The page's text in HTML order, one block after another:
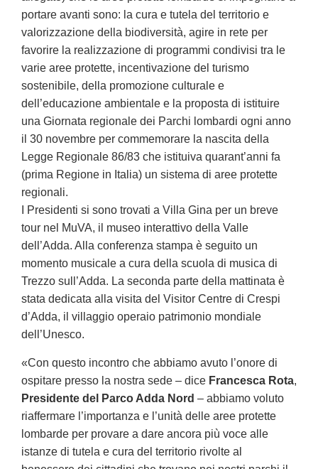
portare avanti sono: la cura e tutela del territorio e
valorizzazione della biodiversità, agire in rete per
favorire la realizzazione di programmi condivisi tra le
varie aree protette, incentivazione del turismo
sostenibile, della promozione culturale e
dell’educazione ambientale e la proposta di istituire
una Giornata regionale dei Parchi lombardi ogni anno
il 30 novembre per commemorare la nascita della
Legge Regionale 86/83 che istituiva quarant’anni fa
(prima Regione in Italia) un sistema di aree protette
regionali.
I Presidenti si sono trovati a Villa Gina per un breve
tour nel MuVA, il museo interattivo della Valle
dell’Adda. Alla conferenza stampa è seguito un
momento musicale a cura della scuola di musica di
Trezzo sull’Adda. La seconda parte della mattinata è
stata dedicata alla visita del Visitor Centre di Crespi
d’Adda, il villaggio operaio patrimonio mondiale
dell’Unesco.
«Con questo incontro che abbiamo avuto l’onore di
ospitare presso la nostra sede – dice Francesca Rota,
Presidente del Parco Adda Nord – abbiamo voluto
riaffermare l’importanza e l’unità delle aree protette
lombarde per provare a dare ancora più voce alle
istanze di tutela e cura del territorio rivolte al